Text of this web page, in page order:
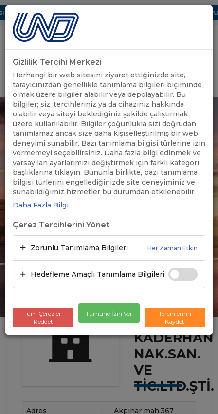
Dijital UBAK Bölümü Hakkında UND, Yunanistan Vize
Uluslararası Nakliyeciler Derneği
GİRİŞ YAP
KADERHAN
NAK.SAN.
VE
TIC.LTD.ŞTI.
Adres :
Akpınar mah.367
Gizlilik Tercihi Merkezi
Herhangi bir web sitesini ziyaret ettiğinizde site,
tarayıcınızdan genellikle tanımlama bilgileri biçiminde
olmak üzere bilgiler alabilir veya depolayabilir. Bu
bilgiler; siz, tercihleriniz ya da cihazınız hakkında
olabilir veya siteyi beklediğiniz şekilde çalıştırmak
üzere kullanılabilir. Bilgiler çoğunlukla sizi doğrudan
tanımlamaz ancak size daha kişiselleştirilmiş bir web
deneyimi sunabilir. Bazı tanımlama bilgisi türlerine izin
vermemeyi seçebilirsiniz. Daha fazla bilgi edinmek ve
varsayılan ayarlarımızı değiştirmek için farklı kategori
başlıklarına tıklayın. Bununla birlikte, bazı tanımlama
bilgisi türlerini engellediğinizde site deneyiminiz ve
sunabildiğimiz hizmetler bu durumdan etkilenebilir.
Daha Fazla Bilgi
Çerez Tercihlerini Yönet
Zorunlu Tanımlama Bilgileri Her Zaman Etkin
Hedefleme Amaçlı Tanımlama Bilgileri
Tüm Çerezleri
Reddet
Tümüne İzin Ver
Tercihlerimi
Kaydet